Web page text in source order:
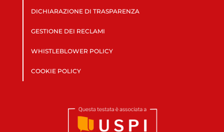
DICHIARAZIONE DI TRASPARENZA
GESTIONE DEI RECLAMI
WHISTLEBLOWER POLICY
COOKIE POLICY